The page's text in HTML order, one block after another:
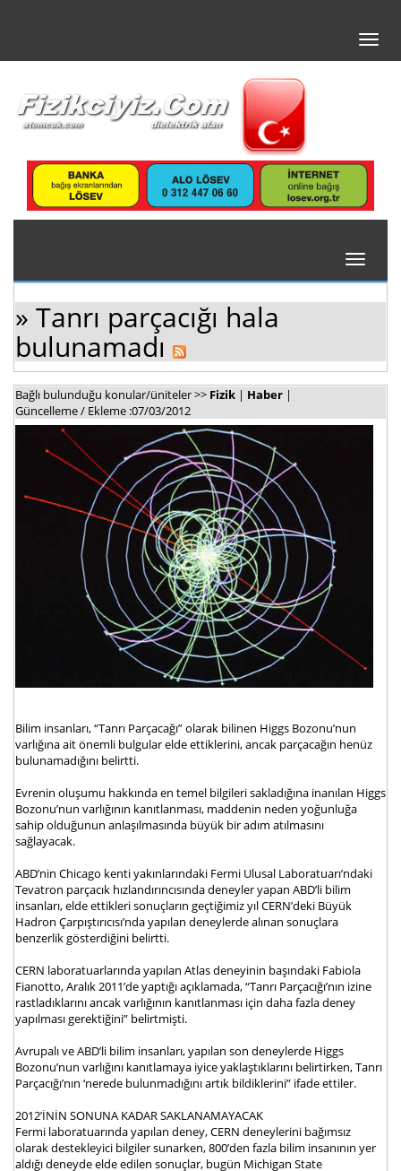
Toggle
» Tanrı parçacığı hala
bulunamadı
Bağlı bulunduğu konular/üniteler >> Fizik | Haber |
Güncelleme / Ekleme :07/03/2012
Bilim insanları, “Tanrı Parçacağı” olarak bilinen Higgs Bozonu’nun
varlığına ait önemli bulgular elde ettiklerini, ancak parçacağın henüz
bulunamadığını belirtti.
Evrenin oluşumu hakkında en temel bilgileri sakladığına inanılan Higgs
Bozonu’nun varlığının kanıtlanması, maddenin neden yoğunluğa
sahip olduğunun anlaşılmasında büyük bir adım atılmasını
sağlayacak.
ABD’nin Chicago kenti yakınlarındaki Fermi Ulusal Laboratuarı’ndaki
Tevatron parçacık hızlandırıncısında deneyler yapan ABD’li bilim
insanları, elde ettikleri sonuçların geçtiğimiz yıl CERN’deki Büyük
Hadron Çarpıştırıcısı’nda yapılan deneylerde alınan sonuçlara
benzerlik gösterdiğini belirtti.
CERN laboratuarlarında yapılan Atlas deneyinin başındaki Fabiola
Fianotto, Aralık 2011’de yaptığı açıklamada, “Tanrı Parçacığı’nın izine
rastladıklarını ancak varlığının kanıtlanması için daha fazla deney
yapılması gerektiğini” belirtmişti.
Avrupalı ve ABD’li bilim insanları, yapılan son deneylerde Higgs
Bozonu’nun varlığını kanıtlamaya iyice yaklaştıklarını belirtirken, Tanrı
Parçacığı’nın ‘nerede bulunmadığını artık bildiklerini” ifade ettiler.
2012’İNİN SONUNA KADAR SAKLANAMAYACAK
Fermi laboratuarında yapılan deney, CERN deneylerini bağımsız
olarak destekleyici bilgiler sunarken, 800’den fazla bilim insanının yer
aldığı deneyde elde edilen sonuçlar, bugün Michigan State